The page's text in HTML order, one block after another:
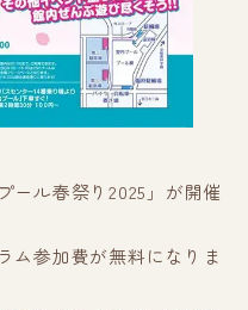
ール春祭り2025」が開催
ム参加費が無料になりま